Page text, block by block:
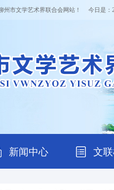
州市文学艺术界联合会网站！ 今日是：
新闻中心 文